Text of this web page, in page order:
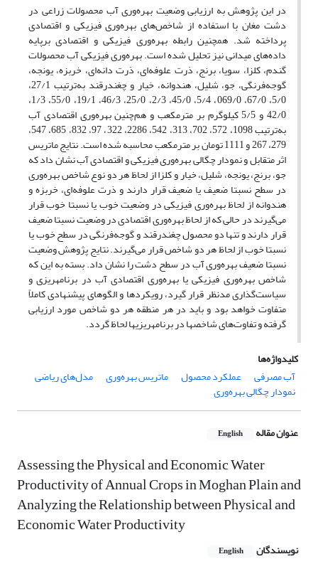
در این پژوهش به ارزیابی وضعیت بهره‌وری آب محصولات زراعی در
دشت مغان با استفاده از شاخص‌های بهره‌وری فیزیکی و اقتصادی
پرداخته شد. همچنین رابطه‌ بهره‌وری فیزیکی و اقتصادی برپایه
داده‌های میدانی نیز تحلیل شده است. بهره‌وری فیزیکی آب محصولات
گندم، کلزا، سویا، برنج، ذرت علوفه‌ای، ذرت دانه‌ای، خربزه، یونجه،
گوجه‌فرنگی، جو، شلیل، هندوانه، خیار و چغندرقند به‌ترتیب 27/1،
5/0، 67/0، 069/0، 5/4، 45/0، 2/3، 25/0، 46/3، 19/1، 55/0، 1/3،
42/0 و 5/5 کیلوگرم بر مترمکعب و هم‌چنین بهر‌ه‌وری اقتصادی آب
به‌ترتیب 1098، 572، 702، 313، 542، 2286، 322، 97، 832، 685، 547،
279، 267 و 1111 تومان بر مترمکعب محاسبه شده است. نتایج ماتریس
اثر متقابل و نمودار چگالی بهره‌وری فیزیکی و اقتصادی آب نشان داد که
جو، برنج، یونجه، شلیل، خیار و کلزا از لحاظ هر دو نوع شاخص بهره‌وری
در سطح نسبتا ضعیف یا ضعیف قرار دارند و ذرت علوفه‌ای، خربزه و
هندوانه از لحاظ بهره‌وری فیزیکی در وضعیت خوب یا نسبتا خوب قرار
می‌گیرند در حالی که از لحاظ بهره‌وری اقتصادی در وضعیت نسبتا ضعیف
قرار دارند و تنها دو محصول چغندرقند و گوجه‌فرنگی در سطح خوب یا
نسبتا خوب از لحاظ هر دو شاخص قرار می‌گیرند. نتایج پژوهش وضعیت
نسبتا ضعیف بهره‌وری آب در سطح دشت را نشان داد. بسته به این که
شاخص بهره‌‎وری فیزیکی یا بهره‌وری اقتصادی آب در برنامه­ریزی و
سیاست‌گذاری مدنظر قرار گیرد، رویکردها و الگو­های پیشنهادی کاملاً
متفاوت خواهد بود و باید در هر منطقه هر دو شاخص مورد ارزیابی
گرفته و تفاوت‌های شاخص­ها در برنامه­ریزی­ها لحاظ گردد.
کلیدواژه‌ها
آب مصرفی
عملکرد محصول ماتریس بهره‌وری مدل‌های ریاضی
نمودار چگالی بهره‌وری
عنوان مقاله English
Assessing the Physical and Economic Water
Productivity of Annual Crops in Moghan Plain and
Analyzing the Relationship between Physical and
Economic Water Productivity
نویسندگان English